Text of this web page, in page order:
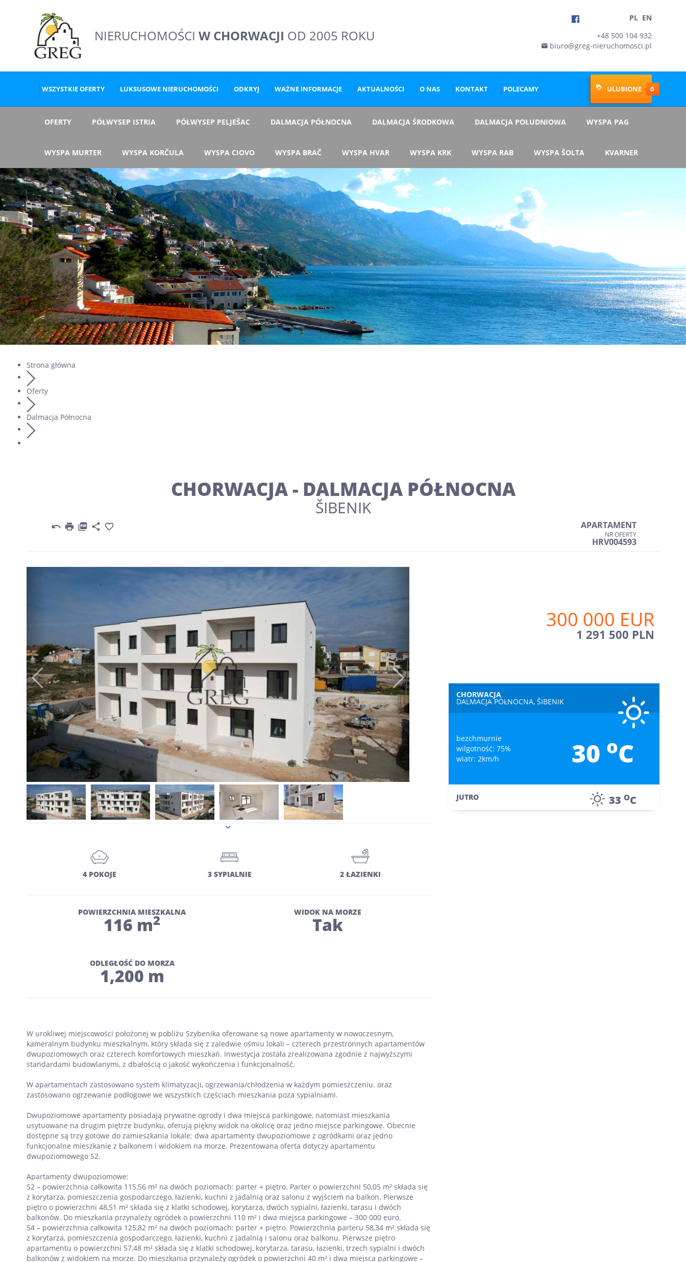
NIERUCHOMOŚCIW CHORWACJI OD 2005 ROKU
PL EN
+48 500 104 932
biuro@greg-nieruchomosci.pl
WSZYSTKIE OFERTY LUKSUSOWE NIERUCHOMOŚCI ODKRYJ WAŻNE INFORMACJE AKTUALNOŚCI O NAS KONTAKT POLECAMY  ULUBIONE 0
OFERTY PÓŁWYSEP ISTRIA PÓŁWYSEP PELJEŠAC DALMACJA PÓŁNOCNA DALMACJA ŚRODKOWA DALMACJA POŁUDNIOWA WYSPA PAG
WYSPA MURTER WYSPA KORČULA WYSPA CIOVO WYSPA BRAČ WYSPA HVAR WYSPA KRK WYSPA RAB WYSPA ŠOLTA KVARNER
Strona główna
Oferty
Dalmacja Północna
CHORWACJA - DALMACJA PÓŁNOCNA
ŠIBENIK
     APARTAMENT
NR OFERTY
HRV004593
300 000 EUR
1 291 500 PLN
CHORWACJA
DALMACJA PÓŁNOCNA, ŠIBENIK
bezchmurnie
wilgotność: 75%
wiatr: 2km/h
30 oC
JUTRO 33 OC
4 POKOJE 3 SYPIALNIE 2 ŁAZIENKI
POWIERZCHNIA MIESZKALNA
116 m2 WIDOK NA MORZE
Tak
ODLEGŁOŚĆ DO MORZA
1,200 m
W urokliwej miejscowości położonej w pobliżu Szybenika oferowane są nowe apartamenty w nowoczesnym,
kameralnym budynku mieszkalnym, który składa się z zaledwie ośmiu lokali – czterech przestronnych apartamentów
dwupoziomowych oraz czterech komfortowych mieszkań. Inwestycja została zrealizowana zgodnie z najwyższymi
standardami budowlanymi, z dbałością o jakość wykończenia i funkcjonalność.
W apartamentach zastosowano system klimatyzacji, ogrzewania/chłodzenia w każdym pomieszczeniu. oraz
zastosowano ogrzewanie podłogowe we wszystkich częściach mieszkania poza sypialniami.
Dwupoziomowe apartamenty posiadają prywatne ogrody i dwa miejsca parkingowe, natomiast mieszkania
usytuowane na drugim piętrze budynku, oferują piękny widok na okolicę oraz jedno miejsce parkingowe. Obecnie
dostępne są trzy gotowe do zamieszkania lokale: dwa apartamenty dwupoziomowe z ogródkami oraz jedno
funkcjonalne mieszkanie z balkonem i widokiem na morze. Prezentowana oferta dotyczy apartamentu
dwupoziomowego S2.
Apartamenty dwupoziomowe:
S2 – powierzchnia całkowita 115,56 m² na dwóch poziomach: parter + piętro. Parter o powierzchni 50,05 m² składa się
z korytarza, pomieszczenia gospodarczego, łazienki, kuchni z jadalnią oraz salonu z wyjściem na balkon. Pierwsze
piętro o powierzchni 48,51 m² składa się z klatki schodowej, korytarza, dwóch sypialni, łazienki, tarasu i dwóch
balkonów. Do mieszkania przynależy ogródek o powierzchni 110 m² i dwa miejsca parkingowe – 300 000 euro.
S4 – powierzchnia całkowita 125,82 m² na dwóch poziomach: parter + piętro. Powierzchnia parteru 58,34 m² składa się
z korytarza, pomieszczenia gospodarczego, łazienki, kuchni z jadalnią i salonu oraz balkonu. Pierwsze piętro
apartamentu o powierzchni 57,48 m² składa się z klatki schodowej, korytarza, tarasu, łazienki, trzech sypialni i dwóch
balkonów z widokiem na morze. Do mieszkania przynależy ogródek o powierzchni 40 m² i dwa miejsca parkingowe –